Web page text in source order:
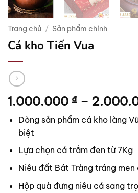
Trang chủ / Sản phẩm chính
Cá kho Tiến Vua
1.000.000 ₫ –
Dòng sản phẩm cá kho làng
biệt
Lựa chọn cá trắm đen từ 7Kg
Niêu đất Bát Tràng tráng
Hộp quà đưng niêu cá sang